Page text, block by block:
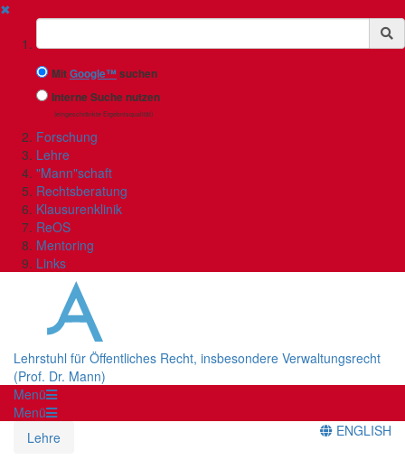
✖
Suchbegriff
MitGoogle™suchen
Interne Suche nutzen
(eingeschränkte Ergebnisqualität)
Forschung
Lehre
"Mann"schaft
Rechtsberatung
Klausurenklinik
ReOS
Mentoring
Links
Lehrstuhl für Öffentliches Recht, insbesondere Verwaltungsrecht
(Prof. Dr. Mann)
Menü
Menü
Lehre
ENGLISH